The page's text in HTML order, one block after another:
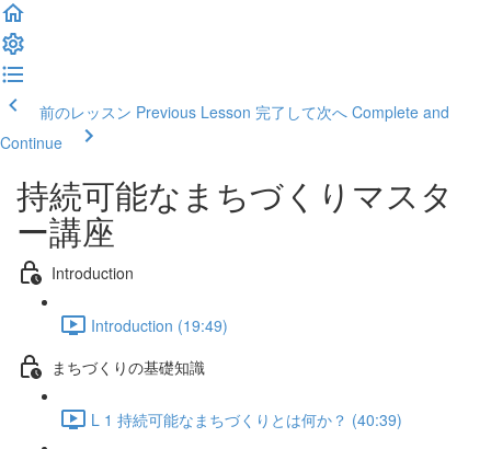
前のレッスン Previous Lesson 完了して次へ Complete and
Continue
持続可能なまちづくりマスタ
ー講座
Introduction
Introduction (19:49)
まちづくりの基礎知識
L 1 持続可能なまちづくりとは何か？ (40:39)